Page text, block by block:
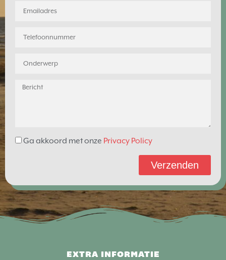
Ga akkoord met onze Privacy Policy
Verzenden
EXTRA INFORMATIE